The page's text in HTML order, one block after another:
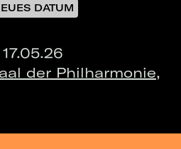
DATUM
der Philharmonie,